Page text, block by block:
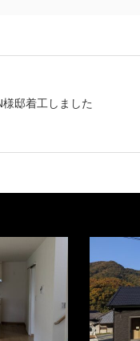
様邸着工しました